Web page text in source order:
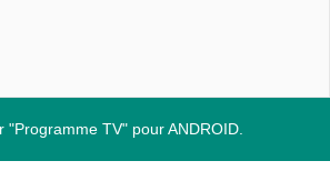
"Programme TV" pour ANDROID.